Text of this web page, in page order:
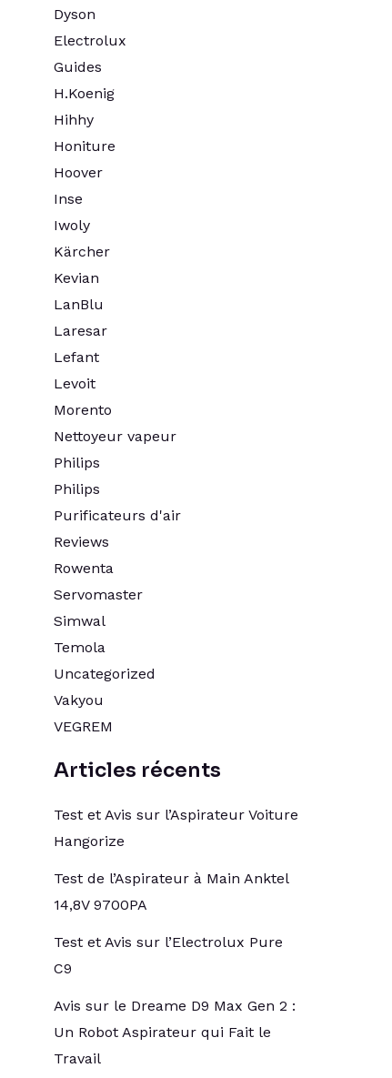
Dyson
Electrolux
Guides
H.Koenig
Hihhy
Honiture
Hoover
Inse
Iwoly
Kärcher
Kevian
LanBlu
Laresar
Lefant
Levoit
Morento
Nettoyeur vapeur
Philips
Philips
Purificateurs d'air
Reviews
Rowenta
Servomaster
Simwal
Temola
Uncategorized
Vakyou
VEGREM
Articles récents
Test et Avis sur l’Aspirateur Voiture
Hangorize
Test de l’Aspirateur à Main Anktel
14,8V 9700PA
Test et Avis sur l’Electrolux Pure
C9
Avis sur le Dreame D9 Max Gen 2 :
Un Robot Aspirateur qui Fait le
Travail